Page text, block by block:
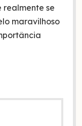
realmente se
maravilhoso